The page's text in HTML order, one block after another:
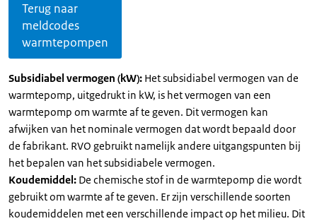
Terug naar
meldcodes
warmtepompen
Subsidiabel vermogen (kW): Het subsidiabel vermogen van de
warmtepomp, uitgedrukt in kW, is het vermogen van een
warmtepomp om warmte af te geven. Dit vermogen kan
afwijken van het nominale vermogen dat wordt bepaald door
de fabrikant. RVO gebruikt namelijk andere uitgangspunten bij
het bepalen van het subsidiabele vermogen.
Koudemiddel: De chemische stof in de warmtepomp die wordt
gebruikt om warmte af te geven. Er zijn verschillende soorten
koudemiddelen met een verschillende impact op het milieu. Dit